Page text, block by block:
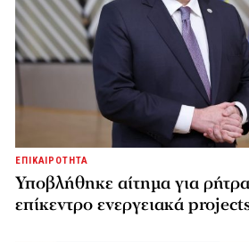
ΕΠΙΚΑΙΡΟΤΗΤΑ
Υποβλήθηκε αίτημα για
επίκεντρο ενεργειακά